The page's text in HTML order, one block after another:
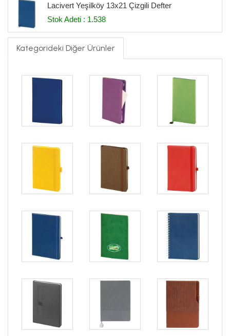
Lacivert Yeşilköy 13x21 Çizgili Defter
Stok Adeti : 1.538
Kategorideki Diğer Ürünler